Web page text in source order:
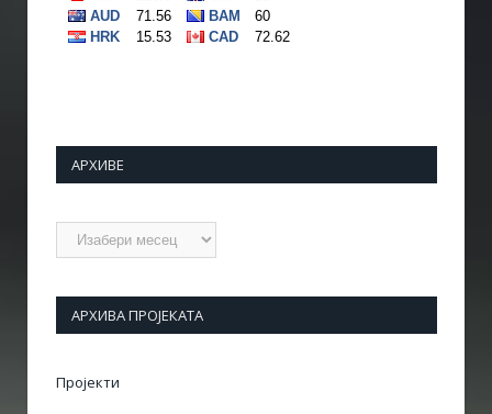
АРХИВЕ
Архиве
АРХИВА ПРОЈЕКАТА
Пројекти